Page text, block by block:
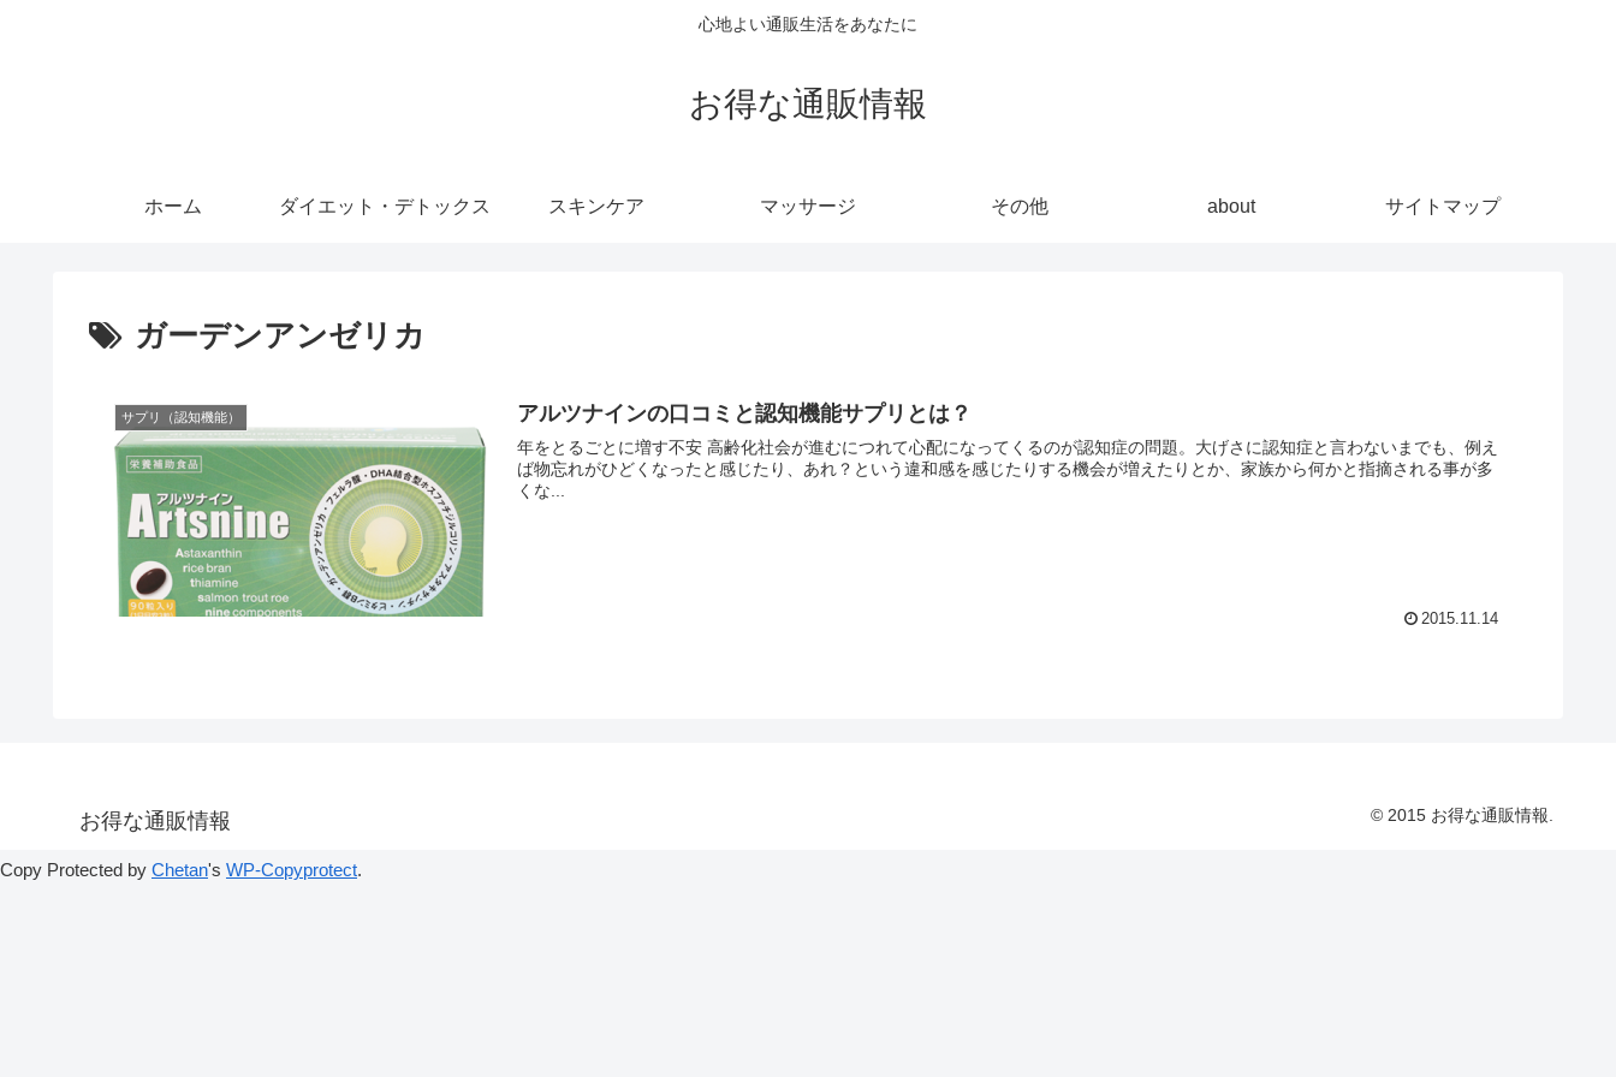
心地よい通販生活をあなたに
お得な通販情報
ホーム ダイエット・デトックス スキンケア マッサージ その他 about サイトマップ
ガーデンアンゼリカ
サプリ（認知機能） アルツナインの口コミと認知機能サプリとは？
年をとるごとに増す不安 高齢化社会が進むにつれて心配になってくるのが認知症の問題。大げさに認知症と言わないまでも、例え
ば物忘れがひどくなったと感じたり、あれ？という違和感を感じたりする機会が増えたりとか、家族から何かと指摘される事が多
くな...
2015.11.14
お得な通販情報 © 2015 お得な通販情報.
Copy Protected by Chetan's WP-Copyprotect.